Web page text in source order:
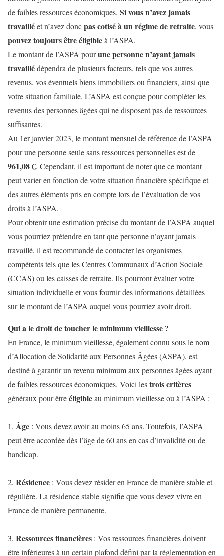
de faibles ressources économiques. Si vous n’avez jamais
travailléet n’avez doncpas cotisé à un régime de retraite, vous
pouvez toujours être éligibleà l’ASPA.
Le montant de l’ASPA pourune personne n’ayant jamais
travaillédépendra de plusieurs facteurs, tels que vos autres
revenus, vos éventuels biens immobiliers ou financiers, ainsi que
votre situation familiale. L’ASPA est conçue pour compléter les
revenus des personnes âgées qui ne disposent pas de ressources
suffisantes.
Au 1er janvier 2023, le montant mensuel de référence de l’ASPA
pour une personne seule sans ressources personnelles est de
961,08 €. Cependant, il est important de noter que ce montant
peut varier en fonction de votre situation financière spécifique et
des autres éléments pris en compte lors de l’évaluation de vos
droits à l’ASPA.
Pour obtenir une estimation précise du montant de l’ASPA auquel
vous pourriez prétendre en tant que personne n’ayant jamais
travaillé, il est recommandé de contacter les organismes
compétents tels que les Centres Communaux d’Action Sociale
(CCAS) ou les caisses de retraite. Ils pourront évaluer votre
situation individuelle et vous fournir des informations détaillées
sur le montant de l’ASPA auquel vous pourriez avoir droit.
Qui a le droit de toucher le minimum vieillesse ?
En France, le minimum vieillesse, également connu sous le nom
d’Allocation de Solidarité aux Personnes Âgées (ASPA), est
destiné à garantir un revenu minimum aux personnes âgées ayant
de faibles ressources économiques. Voici lestrois critères
généraux pour êtreéligibleau minimum vieillesse ou à l’ASPA :
1. Âge : Vous devez avoir au moins 65 ans. Toutefois, l’ASPA
peut être accordée dès l’âge de 60 ans en cas d’invalidité ou de
handicap.
2. Résidence : Vous devez résider en France de manière stable et
régulière. La résidence stable signifie que vous devez vivre en
France de manière permanente.
3. Ressources financières : Vos ressources financières doivent
être inférieures à un certain plafond défini par la réglementation en